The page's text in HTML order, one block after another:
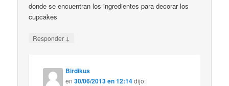
donde se encuentran los ingredientes para decorar los
cupcakes
Responder ↓
Birdikus
en30/06/2013 en 12:14dijo: